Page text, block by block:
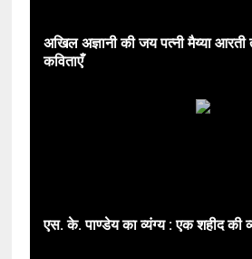
अखिल अज्ञानी की जय पत्नी मैय्या आरती
कविताएँ
एस. के. पाण्डेय का व्यंग्य : एक शहीद की